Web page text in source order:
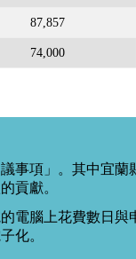
87,857
74,000
事項」。其中宜
貢獻。
電腦上花費數日
化。